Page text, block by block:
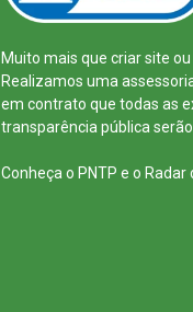
Muito mais que criar site ou
Realizamos uma
em contrato que todas as
transparência pública
Conheça o PNTP e o Radar